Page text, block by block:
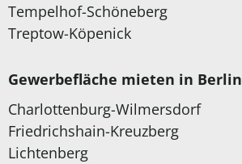
Tempelhof-Schöneberg
Treptow-Köpenick
Gewerbefläche mieten in Berlin
Charlottenburg-Wilmersdorf
Friedrichshain-Kreuzberg
Lichtenberg